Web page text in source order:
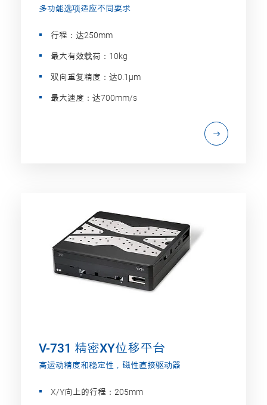
多功能选项适应不同要求
行程：达250mm
最大有效载荷：10kg
双向重复精度：达0.1µm
最大速度：达700mm/s
V-731 精密XY位移平台
高运动精度和稳定性，磁性直接驱动器
X/Y向上的行程：205mm